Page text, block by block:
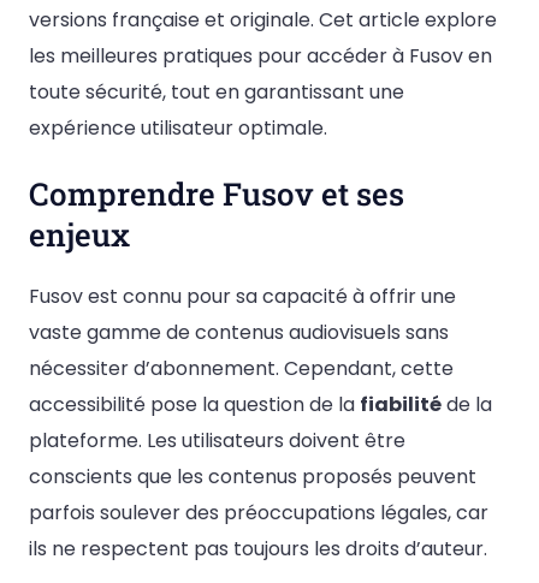
versions française et originale. Cet article explore
les meilleures pratiques pour accéder à Fusov en
toute sécurité, tout en garantissant une
expérience utilisateur optimale.
Comprendre Fusov et ses
enjeux
Fusov est connu pour sa capacité à offrir une
vaste gamme de contenus audiovisuels sans
nécessiter d’abonnement. Cependant, cette
accessibilité pose la question de la fiabilitéde la
plateforme. Les utilisateurs doivent être
conscients que les contenus proposés peuvent
parfois soulever des préoccupations légales, car
ils ne respectent pas toujours les droits d’auteur.